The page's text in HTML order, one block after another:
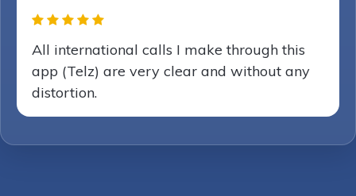
All international calls I make through this
app (Telz) are very clear and without any
distortion.